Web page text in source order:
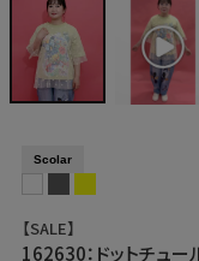
Scolar
【SALE】
162630：ドットチュ